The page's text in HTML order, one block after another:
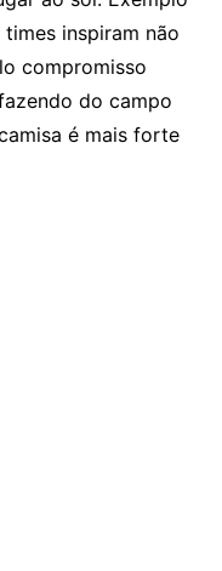
inspiram não
compromisso
do campo
é mais forte